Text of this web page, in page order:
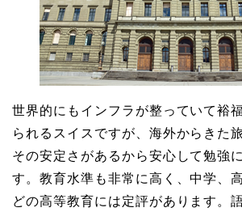
世界的にもインフラが整っていて裕
られるスイスですが、海外からきた
その安定さがあるから安心して勉強
す。教育水準も非常に高く、中学、
どの高等教育には定評があります。